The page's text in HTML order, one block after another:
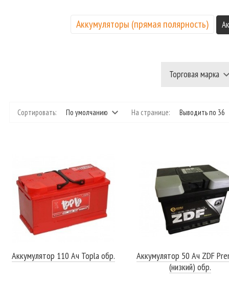
Аккумуляторы (прямая полярность)
Торговая марка
Сортировать: По умолчанию На странице: Выводить по 36
Аккумулятор 110 Ач Topla обр.
Аккумулятор 50 Ач ZDF
(низкий) обр.